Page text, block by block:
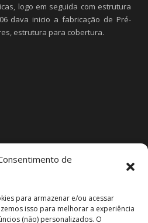
de
para armazenar e/ou acessar
isso para melhorar a experiência
(não) personalizados. O
logo em seguida com estrutura
dava inicio a fabricação de Pré-
estrutura para cobertura.